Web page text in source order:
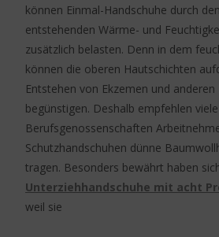
können Einmal-Handschuhe durch
entstehenden Wärme- und
zusätzlich belasten. Denn in dem
können die oberen Hautschichten
Entstehen von Ekzemen und
begünstigen. Deshalb empfehlen viele
Berufsgenossenschaften
Schutzhandschuhen dünne
tragen. Besonders bewährt haben
Unterziehhandschuhe mit acht
weil sie